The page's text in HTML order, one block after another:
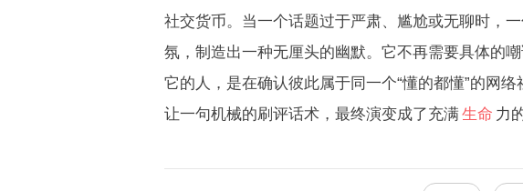
社交货币。当一个话题过于严肃、尴尬或无聊时，
氛，制造出一种无厘头的幽默。它不再需要具体的
它的人，是在确认彼此属于同一个“懂的都懂”的网
让一句机械的刷评话术，最终演变成了充满 生命 力